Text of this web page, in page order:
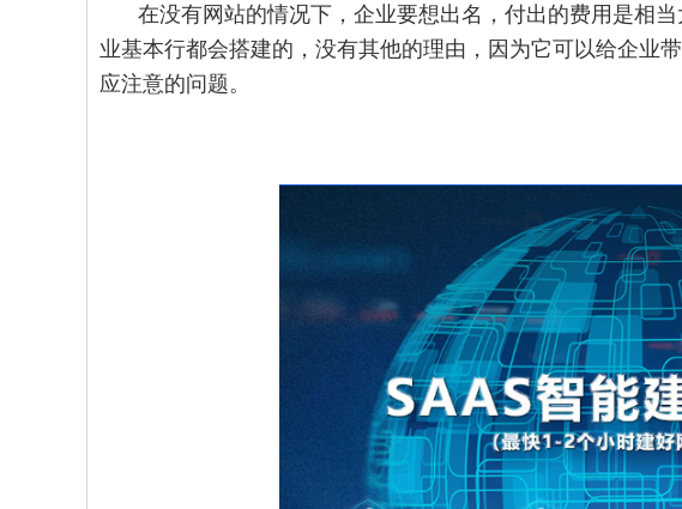
在没有网站的情况下，企业要想出名，付出的费用是相
业基本行都会搭建的，没有其他的理由，因为它可以给企业
应注意的问题。